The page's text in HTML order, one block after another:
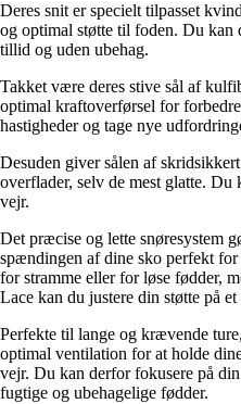
Deres snit er specielt tilpasset
og optimal støtte til foden. Du
tillid og uden ubehag.
Takket være deres stive sål af
optimal kraftoverførsel for
hastigheder og tage nye
Desuden giver sålen af
overflader, selv de mest glatte.
vejr.
Det præcise og lette snøresystem
spændingen af dine sko perfekt
for stramme eller for løse fødder,
Lace kan du justere din støtte på
Perfekte til lange og krævende
optimal ventilation for at holde
vejr. Du kan derfor fokusere på
fugtige og ubehagelige fødder.